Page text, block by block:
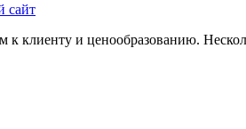
сайт
к клиенту и ценообразованию.